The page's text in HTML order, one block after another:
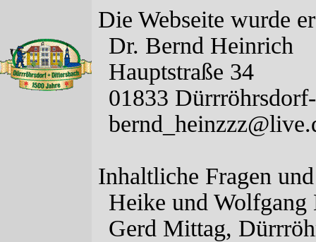
Die Webseite wurde
Dr. Bernd Heinrich
Hauptstraße 34
01833 Dürrröhrsdorf-
Inhaltliche Fragen
Heike und
Gerd Mittag,